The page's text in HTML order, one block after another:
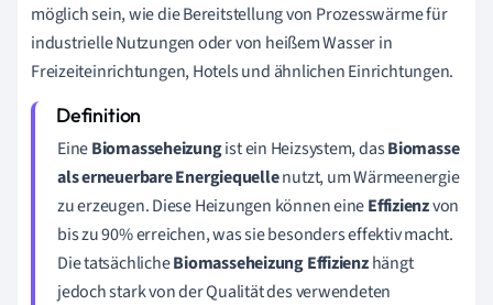
möglich sein, wie die Bereitstellung von Prozesswärme für
industrielle Nutzungen oder von heißem Wasser in
Freizeiteinrichtungen, Hotels und ähnlichen Einrichtungen.
EineBiomasseheizungist ein Heizsystem, dasBiomasse
als erneuerbare Energiequellenutzt, um Wärmeenergie
zu erzeugen. Diese Heizungen können eineEffizienzvon
bis zu 90% erreichen, was sie besonders effektiv macht.
Die tatsächlicheBiomasseheizung Effizienzhängt
jedoch stark von der Qualität des verwendeten